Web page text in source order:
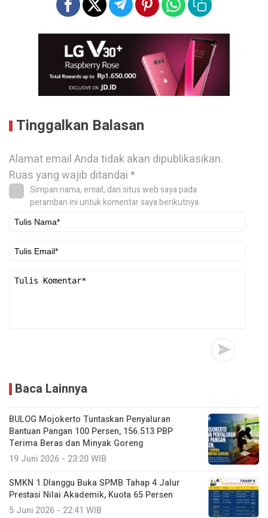
Tinggalkan Balasan
Alamat email Anda tidak akan dipublikasikan.
Ruas yang wajib ditandai*
Simpan nama, email, dan situs web saya pada
peramban ini untuk komentar saya berikutnya.
Baca Lainnya
BULOG Mojokerto Tuntaskan Penyaluran
Bantuan Pangan 100 Persen, 156.513 PBP
Terima Beras dan Minyak Goreng
19 Juni 2026 - 23:20 WIB
SMKN 1 Dlanggu Buka SPMB Tahap 4 Jalur
Prestasi Nilai Akademik, Kuota 65 Persen
5 Juni 2026 - 22:41 WIB